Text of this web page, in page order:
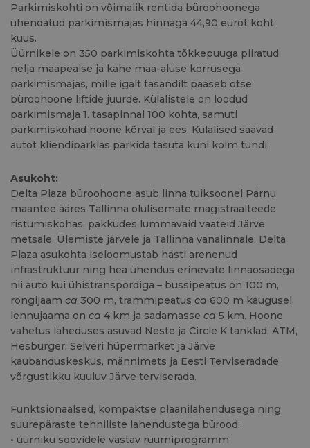
Parkimiskohti on võimalik rentida büroohoonega
ühendatud parkimismajas hinnaga 44,90 eurot koht
kuus.
Üürnikele on 350 parkimiskohta tõkkepuuga piiratud
nelja maapealse ja kahe maa-aluse korrusega
parkimismajas, mille igalt tasandilt pääseb otse
büroohoone liftide juurde. Külalistele on loodud
parkimismaja 1. tasapinnal 100 kohta, samuti
parkimiskohad hoone kõrval ja ees. Külalised saavad
autot kliendiparklas parkida tasuta kuni kolm tundi.
Asukoht:
Delta Plaza büroohoone asub linna tuiksoonel Pärnu
maantee ääres Tallinna olulisemate magistraalteede
ristumiskohas, pakkudes lummavaid vaateid Järve
metsale, Ülemiste järvele ja Tallinna vanalinnale. Delta
Plaza asukohta iseloomustab hästi arenenud
infrastruktuur ning hea ühendus erinevate linnaosadega
nii auto kui ühistranspordiga – bussipeatus on 100 m,
rongijaam ca 300 m, trammipeatus ca 600 m kaugusel,
lennujaama on ca 4 km ja sadamasse ca 5 km. Hoone
vahetus läheduses asuvad Neste ja Circle K tanklad, ATM,
Hesburger, Selveri hüpermarket ja Järve
kaubanduskeskus, männimets ja Eesti Terviseradade
võrgustikku kuuluv Järve terviserada.
Funktsionaalsed, kompaktse plaanilahendusega ning
suurepäraste tehniliste lahendustega bürood:
• üürniku soovidele vastav ruumiprogramm